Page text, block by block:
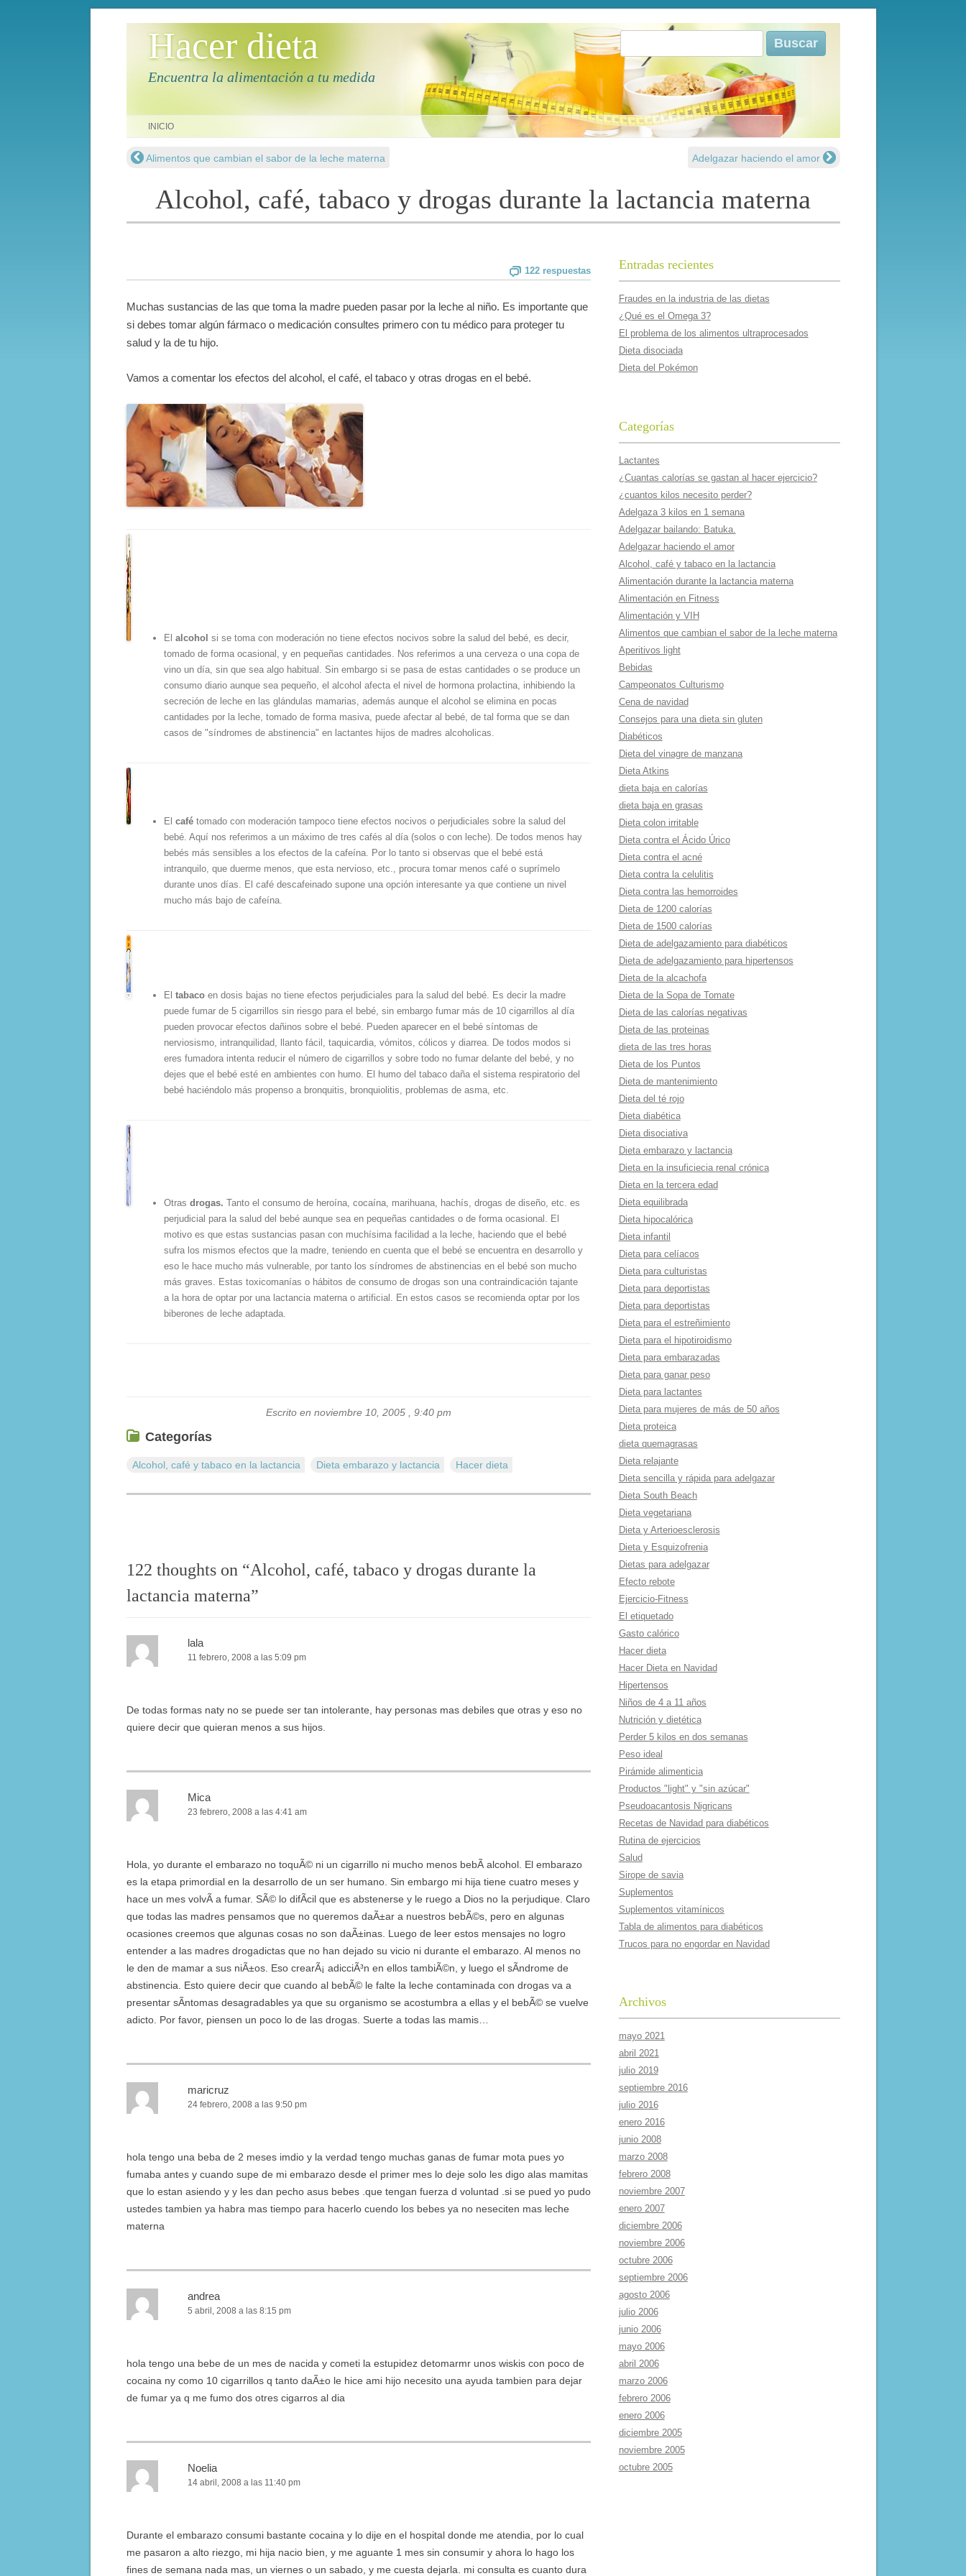
Hacer dieta
Encuentra la alimentación a tu medida
Buscar:
INICIO
Navegación de entradas
Alimentos que cambian el sabor de la leche materna Adelgazar haciendo el amor
Alcohol, café, tabaco y drogas durante la lactancia materna
122 respuestas
Muchas sustancias de las que toma la madre pueden pasar por la leche al niño. Es importante que
si debes tomar algún fármaco o medicación consultes primero con tu médico para proteger tu
salud y la de tu hijo.
Vamos a comentar los efectos del alcohol, el café, el tabaco y otras drogas en el bebé.
El alcohol si se toma con moderación no tiene efectos nocivos sobre la salud del bebé, es decir,
tomado de forma ocasional, y en pequeñas cantidades. Nos referimos a una cerveza o una copa de
vino un día, sin que sea algo habitual. Sin embargo si se pasa de estas cantidades o se produce un
consumo diario aunque sea pequeño, el alcohol afecta el nivel de hormona prolactina, inhibiendo la
secreción de leche en las glándulas mamarias, además aunque el alcohol se elimina en pocas
cantidades por la leche, tomado de forma masiva, puede afectar al bebé, de tal forma que se dan
casos de "síndromes de abstinencia" en lactantes hijos de madres alcoholicas.
El café tomado con moderación tampoco tiene efectos nocivos o perjudiciales sobre la salud del
bebé. Aquí nos referimos a un máximo de tres cafés al día (solos o con leche). De todos menos hay
bebés más sensibles a los efectos de la cafeína. Por lo tanto si observas que el bebé está
intranquilo, que duerme menos, que esta nervioso, etc., procura tomar menos café o suprímelo
durante unos días. El café descafeinado supone una opción interesante ya que contiene un nivel
mucho más bajo de cafeína.
El tabacoen dosis bajas no tiene efectos perjudiciales para la salud del bebé. Es decir la madre
puede fumar de 5 cigarrillos sin riesgo para el bebé, sin embargo fumar más de 10 cigarrillos al día
pueden provocar efectos dañinos sobre el bebé. Pueden aparecer en el bebé síntomas de
nerviosismo, intranquilidad, llanto fácil, taquicardia, vómitos, cólicos y diarrea. De todos modos si
eres fumadora intenta reducir el número de cigarrillos y sobre todo no fumar delante del bebé, y no
dejes que el bebé esté en ambientes con humo. El humo del tabaco daña el sistema respiratorio del
bebé haciéndolo más propenso a bronquitis, bronquiolitis, problemas de asma, etc.
Otras drogas. Tanto el consumo de heroína, cocaína, marihuana, hachís, drogas de diseño, etc. es
perjudicial para la salud del bebé aunque sea en pequeñas cantidades o de forma ocasional. El
motivo es que estas sustancias pasan con muchísima facilidad a la leche, haciendo que el bebé
sufra los mismos efectos que la madre, teniendo en cuenta que el bebé se encuentra en desarrollo y
eso le hace mucho más vulnerable, por tanto los síndromes de abstinencias en el bebé son mucho
más graves. Estas toxicomanías o hábitos de consumo de drogas son una contraindicación tajante
a la hora de optar por una lactancia materna o artificial. En estos casos se recomienda optar por los
biberones de leche adaptada.
Escrito en noviembre 10, 2005 , 9:40 pm
Categorías
Alcohol, café y tabaco en la lactancia Dieta embarazo y lactancia Hacer dieta
122 thoughts on “Alcohol, café, tabaco y drogas durante la
lactancia materna”
lala
11 febrero, 2008 a las 5:09 pm
De todas formas naty no se puede ser tan intolerante, hay personas mas debiles que otras y eso no
quiere decir que quieran menos a sus hijos.
Mica
23 febrero, 2008 a las 4:41 am
Hola, yo durante el embarazo no toquÃ© ni un cigarrillo ni mucho menos bebÃ­ alcohol. El embarazo
es la etapa primordial en la desarrollo de un ser humano. Sin embargo mi hija tiene cuatro meses y
hace un mes volvÃ­ a fumar. SÃ© lo difÃ­cil que es abstenerse y le ruego a Dios no la perjudique. Claro
que todas las madres pensamos que no queremos daÃ±ar a nuestros bebÃ©s, pero en algunas
ocasiones creemos que algunas cosas no son daÃ±inas. Luego de leer estos mensajes no logro
entender a las madres drogadictas que no han dejado su vicio ni durante el embarazo. Al menos no
le den de mamar a sus niÃ±os. Eso crearÃ¡ adicciÃ³n en ellos tambiÃ©n, y luego el sÃ­ndrome de
abstinencia. Esto quiere decir que cuando al bebÃ© le falte la leche contaminada con drogas va a
presentar sÃ­ntomas desagradables ya que su organismo se acostumbra a ellas y el bebÃ© se vuelve
adicto. Por favor, piensen un poco lo de las drogas. Suerte a todas las mamis…
maricruz
24 febrero, 2008 a las 9:50 pm
hola tengo una beba de 2 meses imdio y la verdad tengo muchas ganas de fumar mota pues yo
fumaba antes y cuando supe de mi embarazo desde el primer mes lo deje solo les digo alas mamitas
que lo estan asiendo y y les dan pecho asus bebes .que tengan fuerza d voluntad .si se pued yo pudo
ustedes tambien ya habra mas tiempo para hacerlo cuendo los bebes ya no neseciten mas leche
materna
andrea
5 abril, 2008 a las 8:15 pm
hola tengo una bebe de un mes de nacida y cometi la estupidez detomarmr unos wiskis con poco de
cocaina ny como 10 cigarrillos q tanto daÃ±o le hice ami hijo necesito una ayuda tambien para dejar
de fumar ya q me fumo dos otres cigarros al dia
Noelia
14 abril, 2008 a las 11:40 pm
Durante el embarazo consumi bastante cocaina y lo dije en el hospital donde me atendia, por lo cual
me pasaron a alto riezgo, mi hija nacio bien, y me aguante 1 mes sin consumir y ahora lo hago los
fines de semana nada mas, un viernes o un sabado, y me cuesta dejarla. mi consulta es cuanto dura
Entradas recientes
Fraudes en la industria de las dietas
¿Qué es el Omega 3?
El problema de los alimentos ultraprocesados
Dieta disociada
Dieta del Pokémon
Categorías
Lactantes
¿Cuantas calorí­as se gastan al hacer ejercicio?
¿cuantos kilos necesito perder?
Adelgaza 3 kilos en 1 semana
Adelgazar bailando: Batuka.
Adelgazar haciendo el amor
Alcohol, café y tabaco en la lactancia
Alimentación durante la lactancia materna
Alimentación en Fitness
Alimentación y VIH
Alimentos que cambian el sabor de la leche materna
Aperitivos light
Bebidas
Campeonatos Culturismo
Cena de navidad
Consejos para una dieta sin gluten
Diabéticos
Dieta del vinagre de manzana
Dieta Atkins
dieta baja en calorí­as
dieta baja en grasas
Dieta colon irritable
Dieta contra el Ácido Úrico
Dieta contra el acné
Dieta contra la celulitis
Dieta contra las hemorroides
Dieta de 1200 calorí­as
Dieta de 1500 calorí­as
Dieta de adelgazamiento para diabéticos
Dieta de adelgazamiento para hipertensos
Dieta de la alcachofa
Dieta de la Sopa de Tomate
Dieta de las calorí­as negativas
Dieta de las proteinas
dieta de las tres horas
Dieta de los Puntos
Dieta de mantenimiento
Dieta del té rojo
Dieta diabética
Dieta disociativa
Dieta embarazo y lactancia
Dieta en la insuficiecia renal crónica
Dieta en la tercera edad
Dieta equilibrada
Dieta hipocalórica
Dieta infantil
Dieta para celí­acos
Dieta para culturistas
Dieta para deportistas
Dieta para deportistas
Dieta para el estreñimiento
Dieta para el hipotiroidismo
Dieta para embarazadas
Dieta para ganar peso
Dieta para lactantes
Dieta para mujeres de más de 50 años
Dieta proteica
dieta quemagrasas
Dieta relajante
Dieta sencilla y rápida para adelgazar
Dieta South Beach
Dieta vegetariana
Dieta y Arterioesclerosis
Dieta y Esquizofrenia
Dietas para adelgazar
Efecto rebote
Ejercicio-Fitness
El etiquetado
Gasto calórico
Hacer dieta
Hacer Dieta en Navidad
Hipertensos
Niños de 4 a 11 años
Nutrición y dietética
Perder 5 kilos en dos semanas
Peso ideal
Pirámide alimenticia
Productos "light" y "sin azúcar"
Pseudoacantosis Nigricans
Recetas de Navidad para diabéticos
Rutina de ejercicios
Salud
Sirope de savia
Suplementos
Suplementos vitamí­nicos
Tabla de alimentos para diabéticos
Trucos para no engordar en Navidad
Archivos
mayo 2021
abril 2021
julio 2019
septiembre 2016
julio 2016
enero 2016
junio 2008
marzo 2008
febrero 2008
noviembre 2007
enero 2007
diciembre 2006
noviembre 2006
octubre 2006
septiembre 2006
agosto 2006
julio 2006
junio 2006
mayo 2006
abril 2006
marzo 2006
febrero 2006
enero 2006
diciembre 2005
noviembre 2005
octubre 2005